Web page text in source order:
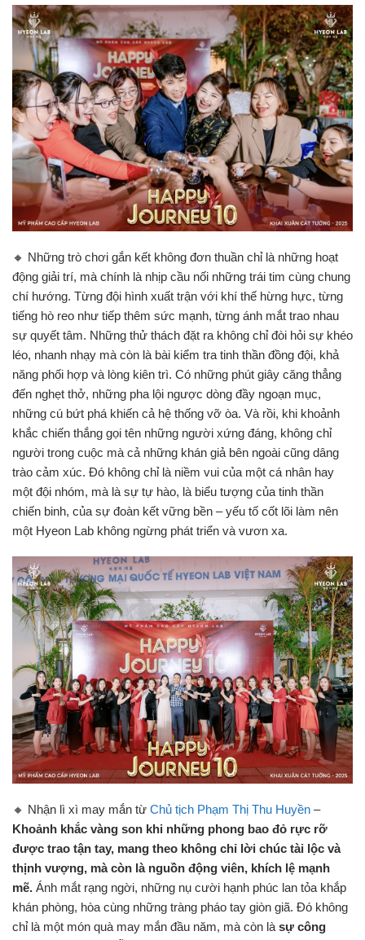
🔸 Những trò chơi gắn kết không đơn thuần chỉ là những hoạt
động giải trí, mà chính là nhịp cầu nối những trái tim cùng chung
chí hướng. Từng đội hình xuất trận với khí thế hừng hực, từng
tiếng hò reo như tiếp thêm sức mạnh, từng ánh mắt trao nhau
sự quyết tâm. Những thử thách đặt ra không chỉ đòi hỏi sự khéo
léo, nhanh nhạy mà còn là bài kiểm tra tinh thần đồng đội, khả
năng phối hợp và lòng kiên trì. Có những phút giây căng thẳng
đến nghẹt thở, những pha lội ngược dòng đầy ngoạn mục,
những cú bứt phá khiến cả hệ thống vỡ òa. Và rồi, khi khoảnh
khắc chiến thắng gọi tên những người xứng đáng, không chỉ
người trong cuộc mà cả những khán giả bên ngoài cũng dâng
trào cảm xúc. Đó không chỉ là niềm vui của một cá nhân hay
một đội nhóm, mà là sự tự hào, là biểu tượng của tinh thần
chiến binh, của sự đoàn kết vững bền – yếu tố cốt lõi làm nên
một Hyeon Lab không ngừng phát triển và vươn xa.
🔸 Nhận lì xì may mắn từ Chủ tịch Phạm Thị Thu Huyền –
Khoảnh khắc vàng son khi những phong bao đỏ rực rỡ
được trao tận tay, mang theo không chỉ lời chúc tài lộc và
thịnh vượng, mà còn là nguồn động viên, khích lệ mạnh
mẽ. Ánh mắt rạng ngời, những nụ cười hạnh phúc lan tỏa khắp
khán phòng, hòa cùng những tràng pháo tay giòn giã. Đó không
chỉ là một món quà may mắn đầu năm, mà còn là sự công